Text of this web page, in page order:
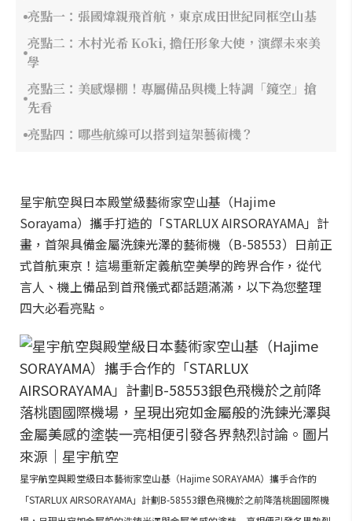
亮點一：張國煒親飛首航，東京成田世紀同框空山基
亮點二：木村光希 Kōki, 擔任形象大使，演繹未來美
學
亮點三：美感爆棚！專屬備品與機上特調「鏡空」搶
先看
亮點四：哪些航線可以搭到這架藝術機？
星宇航空與日本殿堂級藝術家空山基（Hajime
Sorayama）攜手打造的「STARLUX AIRSORAYAMA」計
畫，首架具備金屬洗鍊光澤的藝術機（B-58553）日前正
式首航東京！這場重新定義航空美學的跨界合作，從代
言人、機上備品到首飛儀式都話題滿滿，以下為您整理
四大必看亮點。
星宇航空與殿堂級日本藝術家空山基（Hajime SORAYAMA）攜手合作的
「STARLUX AIRSORAYAMA」計劃B-58553銀色飛機於之前降落桃園國際機